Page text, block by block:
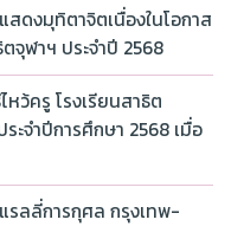
ดงมุทิตาจิตเนื่องในโอกาส
จุฬาฯ ประจำปี 2568
ว้ครู โรงเรียนสาธิต
จำปีการศึกษา 2568 เมื่อ
รลลี่การกุศล กรุงเทพ-